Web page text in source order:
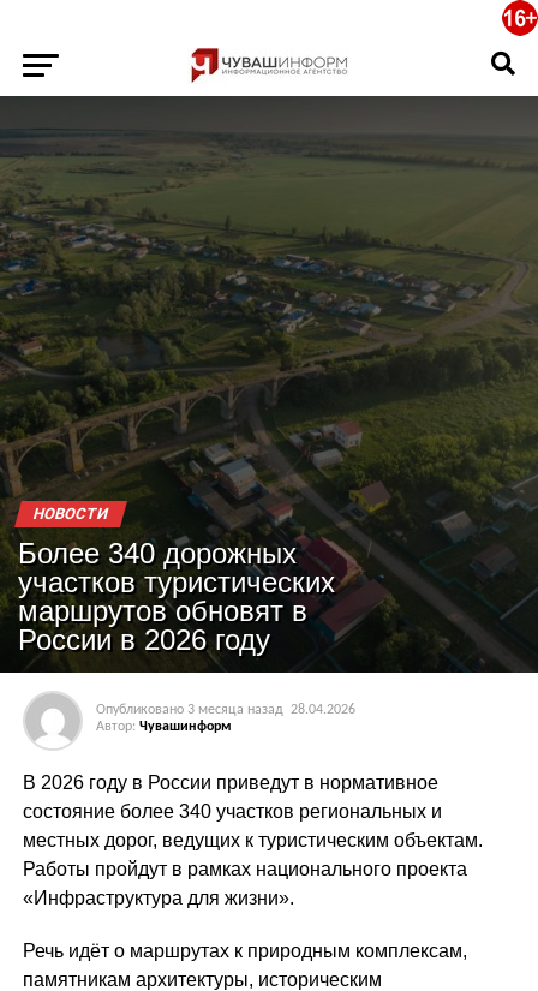
НОВОСТИ
Более 340 дорожных
участков туристических
маршрутов обновят в
России в 2026 году
Опубликовано 3 месяца назад 28.04.2026
Автор: Чувашинформ
В 2026 году в России приведут в нормативное
состояние более 340 участков региональных и
местных дорог, ведущих к туристическим объектам.
Работы пройдут в рамках национального проекта
«Инфраструктура для жизни».
Речь идёт о маршрутах к природным комплексам,
памятникам архитектуры, историческим